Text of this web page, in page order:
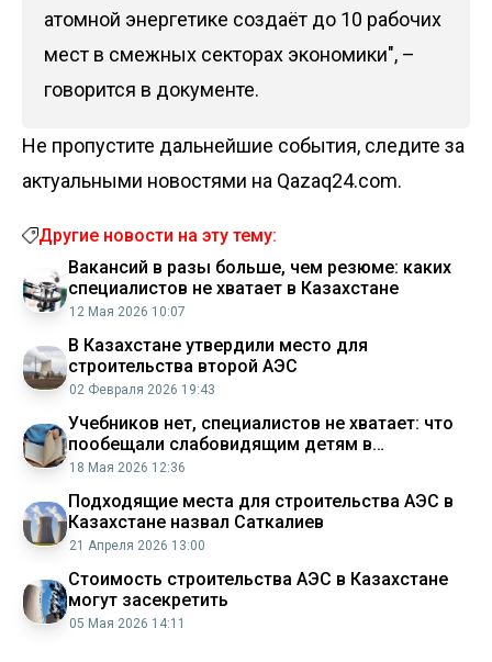
атомной энергетике создаёт до 10 рабочих
мест в смежных секторах экономики", –
говорится в документе.
Не пропустите дальнейшие события, следите за
актуальными новостями на Qazaq24.com.
Другие новости на эту тему:
Вакансий в разы больше, чем резюме: каких
специалистов не хватает в Казахстане
12 Мая 2026 10:07
В Казахстане утвердили место для
строительства второй АЭС
02 Февраля 2026 19:43
Учебников нет, специалистов не хватает: что
пообещали слабовидящим детям в
Казахстане
18 Мая 2026 12:36
Подходящие места для строительства АЭС в
Казахстане назвал Саткалиев
21 Апреля 2026 13:00
Стоимость строительства АЭС в Казахстане
могут засекретить
05 Мая 2026 14:11